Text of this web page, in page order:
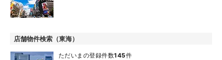
店舗物件検索（東海）
ただいまの登録件数145件